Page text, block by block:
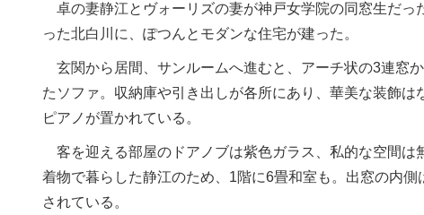
卓の妻静江とヴォーリズの妻が神戸女学院の同窓生だっ
った北白川に、ぽつんとモダンな住宅が建った。
玄関から居間、サンルームへ進むと、アーチ状の3連窓
たソファ。収納庫や引き出しが各所にあり、華美な装飾
ピアノが置かれている。
客を迎える部屋のドアノブは紫色ガラス、私的な空間は
着物で暮らした静江のため、1階に6畳和室も。出窓の内
されている。